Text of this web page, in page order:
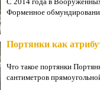
Форменное
Портянки как
Что такое портянки
сантиметров